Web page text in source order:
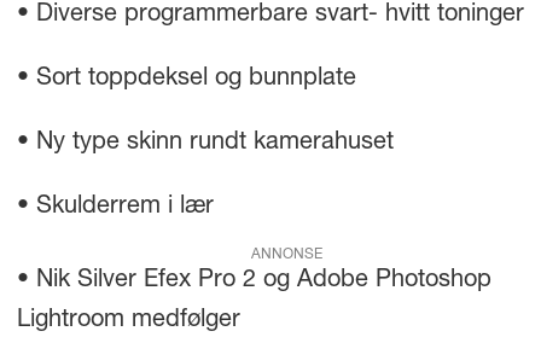
• Diverse programmerbare svart- hvitt toninger
• Sort toppdeksel og bunnplate
• Ny type skinn rundt kamerahuset
• Skulderrem i lær
ANNONSE
• Nik Silver Efex Pro 2 og Adobe Photoshop
Lightroom medfølger